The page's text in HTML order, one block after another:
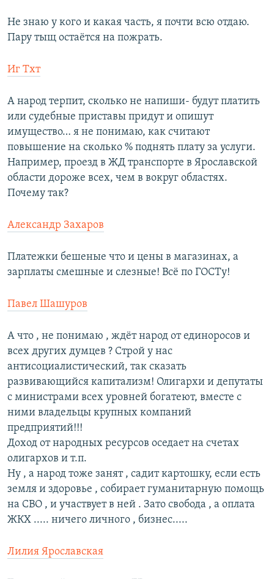
Не знаю у кого и какая часть, я почти всю отдаю.
Пару тыщ остаётся на пожрать.
Иг Тхт
А народ терпит, сколько не напиши- будут платить
или судебные приставы придут и опишут
имущество… я не понимаю, как считают
повышение на сколько % поднять плату за услуги.
Например, проезд в ЖД транспорте в Ярославской
области дороже всех, чем в вокруг областях.
Почему так?
Александр Захаров
Платежки бешеные что и цены в магазинах, а
зарплаты смешные и слезные! Всё по ГОСТу!
Павел Шашуров
А что , не понимаю , ждёт народ от единоросов и
всех других думцев ? Строй у нас
антисоциалистический, так сказать
развивающийся капитализм! Олигархи и депутаты
с министрами всех уровней богатеют, вместе с
ними владельцы крупных компаний
предприятий!!!
Доход от народных ресурсов оседает на счетах
олигархов и т.п.
Ну , а народ тоже занят , садит картошку, если есть
земля и здоровье , собирает гуманитарную помощь
на СВО , и участвует в ней . Зато свобода , а оплата
ЖКХ ..... ничего личного , бизнес.....
Лилия Ярославская